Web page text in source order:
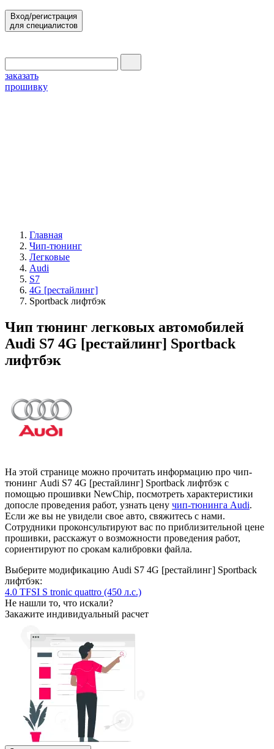
Вход/регистрация
для специалистов
заказать
прошивку
Главная
Чип-тюнинг
Легковые
Audi
S7
4G [рестайлинг]
Sportback лифтбэк
Чип тюнинг легковых автомобилей
Audi S7 4G [рестайлинг] Sportback
лифтбэк
На этой странице можно прочитать информацию про чип-
тюнинг Audi S7 4G [рестайлинг] Sportback лифтбэк с
помощью прошивки NewChip, посмотреть характеристики
допосле проведения работ, узнать цену чип-тюнинга Audi.
Если же вы не увидели свое авто, свяжитесь с нами.
Сотрудники проконсультируют вас по приблизительной цене
прошивки, расскажут о возможности проведения работ,
сориентируют по срокам калибровки файла.
Выберите модификацию Audi S7 4G [рестайлинг] Sportback
лифтбэк:
4.0 TFSI S tronic quattro (450 л.с.)
Не нашли то, что искали?
Закажите индивидуальный расчет